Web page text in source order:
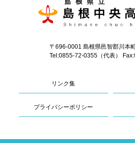
〒696-0001 島根県邑智郡川本
Tel:0855-72-0355（代表）
リンク集
プライバシーポリシー